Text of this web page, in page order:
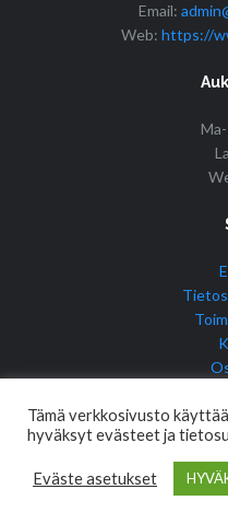
Email:
Web: https://
© Copyright 2017
Tämä verkkosivusto
hyväksyt evästeet ja
Eväste asetukset